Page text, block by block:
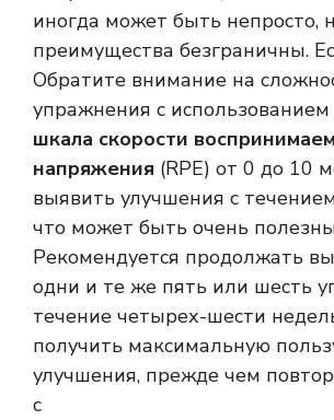
иногда может быть непросто,
преимущества безграничны.
Обратите внимание на
упражнения с использованием
шкала скорости
напряжения (RPE) от 0 до 10
выявить улучшения с
что может быть очень
Рекомендуется продолжать
одни и те же пять или шесть
течение четырех-шести
получить максимальную
улучшения, прежде чем
с